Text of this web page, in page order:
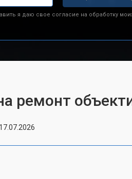
я даю свое согласие на обработку
ремонт